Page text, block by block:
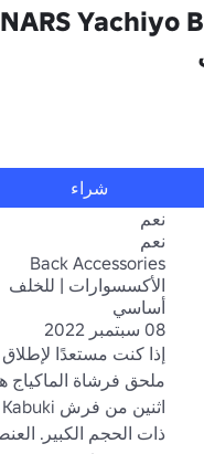
NARS Yachiyo
شراء
نعم
نعم
Back Accessories
الأكسسوارات | للخلف
أساسي
08 سبتمبر 2022